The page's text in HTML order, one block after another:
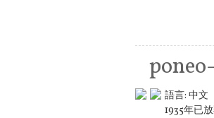
語言: 中文
1935年已